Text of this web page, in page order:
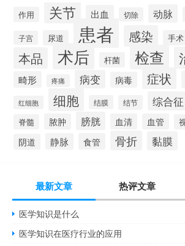
作用 关节 出血 切除 动脉
子宫 尿道 患者 感染 手术
本品 术后 杆菌 检查
畸形 疼痛 病变 病毒 症状
红细胞 细胞 结膜 结节 综合征
脊髓 脓肿 膀胱 血清 血管
阴道 静脉 食管 骨折 黏膜
最新文章 热评文章
医学知识是什么
医学知识在医疗行业的应用